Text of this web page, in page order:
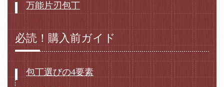
万能片刃包丁
必読！購入前ガイド
包丁選びの4要素